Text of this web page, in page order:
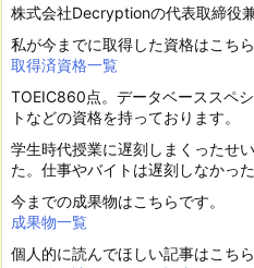
株式会社Decryptionの代表取締役兼
私が今までに取得した資格はこちら
取得済資格一覧
TOEIC860点。データベーススペ
トなどの資格を持っております。
学生時代授業に遅刻しまくったせ
た。仕事やバイトは遅刻しなかった
今までの成果物はこちらです。
成果物一覧
個人的に読んでほしい記事はこち